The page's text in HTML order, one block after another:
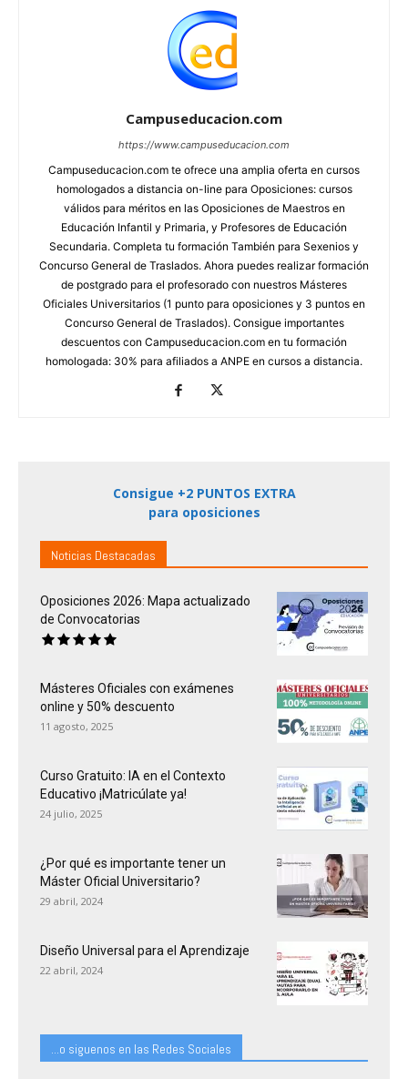
Campuseducacion.com
https://www.campuseducacion.com
Campuseducacion.com te ofrece una amplia oferta en cursos
homologados a distancia on-line para Oposiciones: cursos
válidos para méritos en las Oposiciones de Maestros en
Educación Infantil y Primaria, y Profesores de Educación
Secundaria. Completa tu formación También para Sexenios y
Concurso General de Traslados. Ahora puedes realizar formación
de postgrado para el profesorado con nuestros Másteres
Oficiales Universitarios (1 punto para oposiciones y 3 puntos en
Concurso General de Traslados). Consigue importantes
descuentos con Campuseducacion.com en tu formación
homologada: 30% para afiliados a ANPE en cursos a distancia.
Consigue +2 PUNTOS EXTRA
para oposiciones
Noticias Destacadas
Oposiciones 2026: Mapa actualizado
de Convocatorias
Másteres Oficiales con exámenes
online y 50% descuento
11 agosto, 2025
Curso Gratuito: IA en el Contexto
Educativo ¡Matricúlate ya!
24 julio, 2025
¿Por qué es importante tener un
Máster Oficial Universitario?
29 abril, 2024
Diseño Universal para el Aprendizaje
22 abril, 2024
...o siguenos en las Redes Sociales